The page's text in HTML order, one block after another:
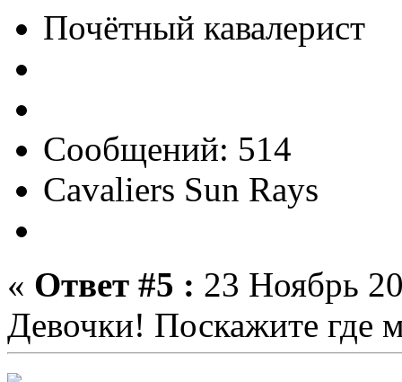
Почётный кавалерист
Сообщений: 514
Cavaliers Sun Rays
« Ответ #5 : 23 Ноябрь
Девочки! Поскажите где